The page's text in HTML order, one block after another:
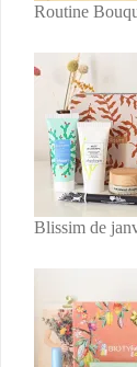
Routine
Blissim de